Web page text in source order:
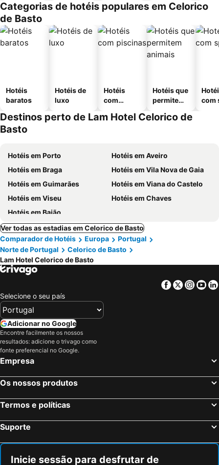
Categorias de hotéis populares em Celorico
de Basto
Hotéis
baratos
Hotéis de
luxo
Hotéis
com
Hotéis que
permitem
com
Destinos perto de Lam Hotel Celorico de
Basto
Hotéis em Porto
Hotéis em Aveiro
Hotéis em Braga
Hotéis em Vila Nova de Gaia
Hotéis em Guimarães
Hotéis em Viana do Castelo
Hotéis em Viseu
Hotéis em Chaves
Hotéis em Baião
Ver todas as estadias em Celorico de Basto
Comparador de Hotéis
Europa
Portugal
Norte de Portugal
Celorico de Basto
Lam Hotel Celorico de Basto
Facebook
Twitter
Selecione o seu país
Adicionar no Google
Encontre facilmente os nossos
resultados: adicione o trivago como
fonte preferencial no Google.
Empresa
Os nossos produtos
Termos e políticas
Suporte
Inicie sessão para desfrutar de